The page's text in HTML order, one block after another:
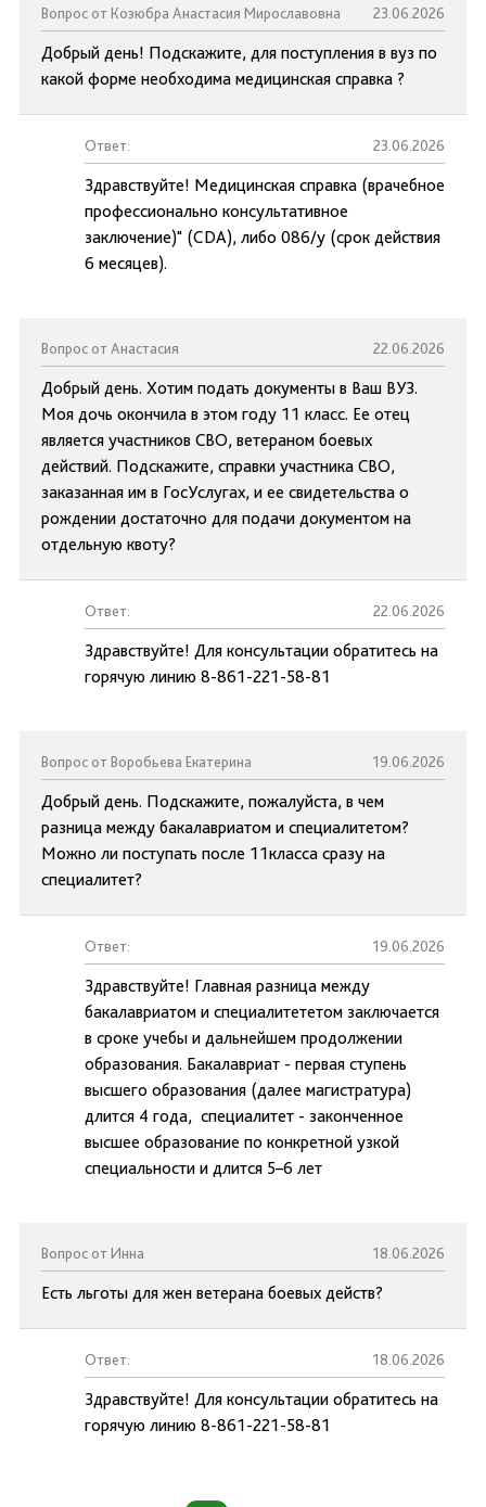
Вопрос от Козюбра Анастасия Мирославовна 23.06.2026
Добрый день! Подскажите, для поступления в вуз по
какой форме необходима медицинская справка ?
Ответ: 23.06.2026
Здравствуйте! Медицинская справка (врачебное
профессионально консультативное
заключение)" (CDA), либо 086/у (срок действия
6 месяцев).
Вопрос от Анастасия 22.06.2026
Добрый день. Хотим подать документы в Ваш ВУЗ.
Моя дочь окончила в этом году 11 класс. Ее отец
является участников СВО, ветераном боевых
действий. Подскажите, справки участника СВО,
заказанная им в ГосУслугах, и ее свидетельства о
рождении достаточно для подачи документом на
отдельную квоту?
Ответ: 22.06.2026
Здравствуйте! Для консультации обратитесь на
горячую линию 8-861-221-58-81
Вопрос от Воробьева Екатерина 19.06.2026
Добрый день. Подскажите, пожалуйста, в чем
разница между бакалавриатом и специалитетом?
Можно ли поступать после 11класса сразу на
специалитет?
Ответ: 19.06.2026
Здравствуйте! Главная разница между
бакалавриатом и специалитететом заключается
в сроке учебы и дальнейшем продолжении
образования. Бакалавриат - первая ступень
высшего образования (далее магистратура)
длится 4 года, специалитет - законченное
высшее образование по конкретной узкой
специальности и длится 5–6 лет
Вопрос от Инна 18.06.2026
Есть льготы для жен ветерана боевых действ?
Ответ: 18.06.2026
Здравствуйте! Для консультации обратитесь на
горячую линию 8-861-221-58-81